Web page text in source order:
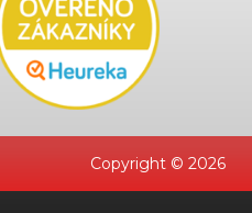
Copyright © 2026